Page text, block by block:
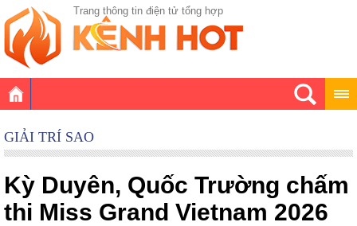
Trang thông tin điện tử tổng hợp
GIẢI TRÍ SAO
Kỳ Duyên, Quốc Trường chấm
thi Miss Grand Vietnam 2026